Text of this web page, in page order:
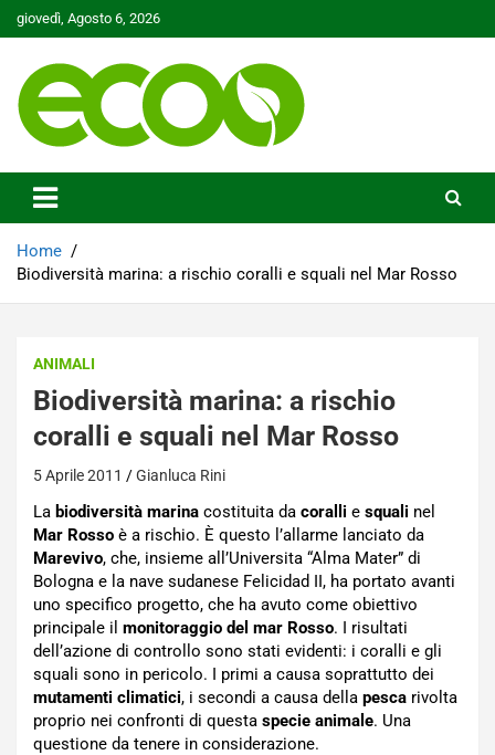
Skip
to
giovedì, Agosto 6, 2026
Ecoo.it
Home
Biodiversità marina: a rischio coralli e squali nel Mar Rosso
ANIMALI
Biodiversità marina: a rischio
coralli e squali nel Mar Rosso
5 Aprile 2011 Gianluca Rini
La biodiversità marina costituita da coralli e squali nel
Mar Rosso è a rischio. È questo l’allarme lanciato da
Marevivo, che, insieme all’Universita “Alma Mater” di
Bologna e la nave sudanese Felicidad II, ha portato avanti
uno specifico progetto, che ha avuto come obiettivo
principale il monitoraggio del mar Rosso. I risultati
dell’azione di controllo sono stati evidenti: i coralli e gli
squali sono in pericolo. I primi a causa soprattutto dei
mutamenti climatici, i secondi a causa della pesca rivolta
proprio nei confronti di questa specie animale. Una
questione da tenere in considerazione.